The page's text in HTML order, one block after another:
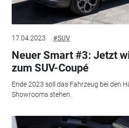
17.04.2023 #SUV
Neuer Smart #3: Jetzt
zum SUV-Coupé
Ende 2023 soll das Fahrzeug bei den
Showrooms stehen.